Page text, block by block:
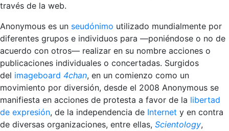
través de la web.
Anonymous es un seudónimo utilizado mundialmente por
diferentes grupos e individuos para —poniéndose o no de
acuerdo con otros— realizar en su nombre acciones o
publicaciones individuales o concertadas. Surgidos
del imageboard 4chan, en un comienzo como un
movimiento por diversión, desde el 2008 Anonymous se
manifiesta en acciones de protesta a favor de la libertad
de expresión, de la independencia de Internet y en contra
de diversas organizaciones, entre ellas, Scientology,